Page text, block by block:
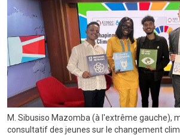
M. Sibusiso Mazomba (à l'extrême gauche),
consultatif des jeunes sur le changement